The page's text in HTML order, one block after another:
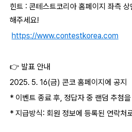
힌트 : 콘테스트코리아 홈페이지 좌측
해주세요!
https://www.contestkorea.com
👉 발표 안내
2025. 5. 16(금) 콘코 홈페이지에 공지
* 이벤트 종료 후, 정답자 중 랜덤 추첨
* 지급방식: 회원 정보에 등록된 연락처